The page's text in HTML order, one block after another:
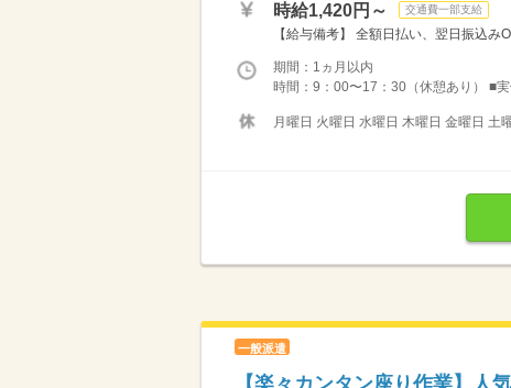
時給1,420円～ 交通費一部支給
【給与備考】 全額日払い、翌日振込
期間：1ヵ月以内
時間：9：00〜17：30（休憩あり） ■
月曜日 火曜日 水曜日 木曜日 金曜日 土
一般派遣
【楽々カンタン座り作業】人